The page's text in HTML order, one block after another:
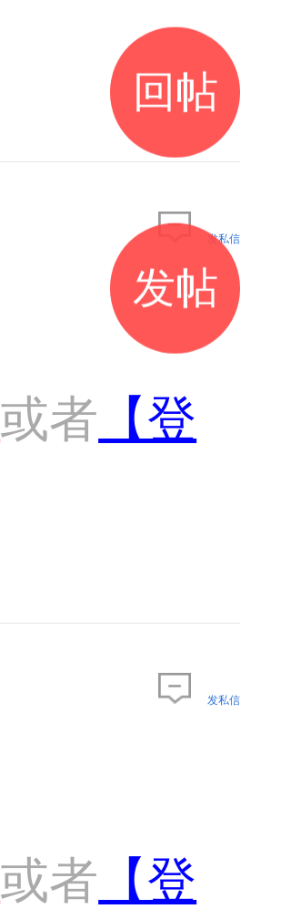
发私信
或者 【登
发私信
或者 【登
回帖
发帖